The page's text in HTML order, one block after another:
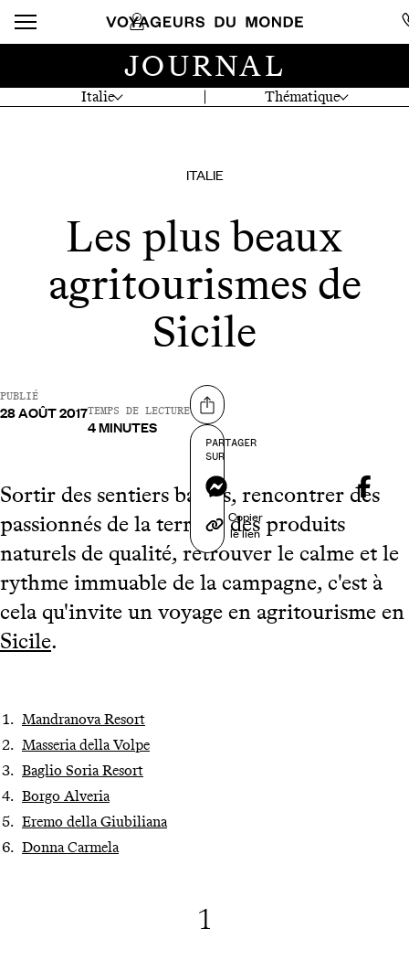
Italie Thématique
JOURNAL
ITALIE
Les plus beaux
agritourismes de
Sicile
PUBLIÉ
28 AOÛT 2017TEMPS DE LECTURE
4 MINUTES
Partager sur
PARTAGER
SUR
Messenger
Copier
le lien
Sortir des sentiers battus, rencontrer des
passionnés de la terre et des produits
naturels de qualité, retrouver le calme et le
rythme immuable de la campagne, c'est à
cela qu'invite un voyage en agritourisme en
Sicile.
Mandranova Resort
Masseria della Volpe
Baglio Soria Resort
Borgo Alveria
Eremo della Giubiliana
Donna Carmela
1